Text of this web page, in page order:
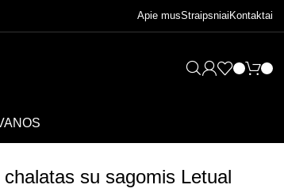
Apie musStraipsniai Kontaktai
su sagomis Letual